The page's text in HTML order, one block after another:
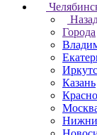
Города
Казань